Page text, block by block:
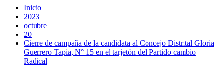
Inicio
2023
octubre
20
Cierre de campaña de la candidata al Concejo Distrital Gloria
Guerrero Tapia, N° 15 en el tarjetón del Partido cambio
Radical